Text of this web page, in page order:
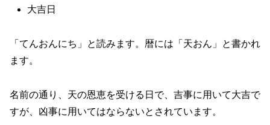
大吉日
「てんおんにち」と読みます。暦には「天おん」と書かれ
ます。
名前の通り、天の恩恵を受ける日で、吉事に用いて大吉で
すが、凶事に用いてはならないとされています。